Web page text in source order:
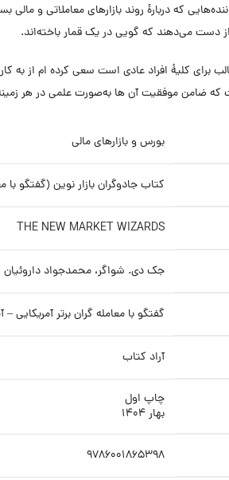
که دربارۀ روند بازارهای معاملاتی و مالی
دست می‌دهند که گویی در یک قمار باخته‌اند.
کلیۀ افراد عادی است سعی کرده ام از به
ضامن موفقیت آن ها به‌صورت علمی در هر
بورس و بازارهای مالی
کتاب جادوگران بازار نوین (گفتگو با
THE NEW MARKET WIZARDS
جک دی. شواگر، محمدجواد داروئیان
گفتگو با معامله گران برتر
آراد کتاب
چاپ اول
بهار ۱۴۰۴
۹۷۸۶۰۰۱۸۶۵۳۹۸